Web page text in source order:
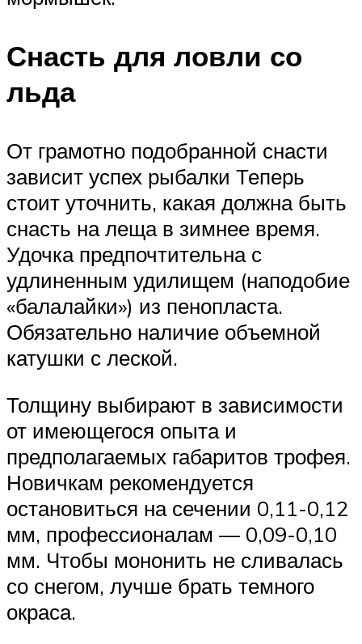
Снасть для ловли со
льда
От грамотно подобранной снасти
зависит успех рыбалки Теперь
стоит уточнить, какая должна быть
снасть на леща в зимнее время.
Удочка предпочтительна с
удлиненным удилищем (наподобие
«балалайки») из пенопласта.
Обязательно наличие объемной
катушки с леской.
Толщину выбирают в зависимости
от имеющегося опыта и
предполагаемых габаритов трофея.
Новичкам рекомендуется
остановиться на сечении 0,11-0,12
мм, профессионалам — 0,09-0,10
мм. Чтобы мононить не сливалась
со снегом, лучше брать темного
окраса.